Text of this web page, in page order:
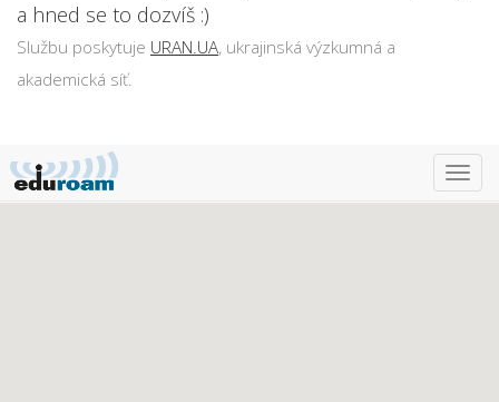
a hned se to dozvíš :)
Službu poskytuje URAN.UA, ukrajinská výzkumná a
akademická síť.